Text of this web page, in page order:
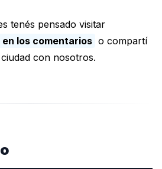
tenés pensado visitar
los comentarios o compartí
con nosotros.